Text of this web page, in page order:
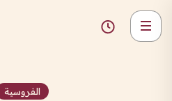
الفروسية